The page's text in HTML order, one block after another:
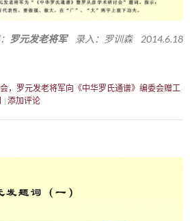
罗元发老将军录入：罗训森 2014.6.18
，罗元发老将军向《中华罗氏通谱》编委会赠工
添加评论